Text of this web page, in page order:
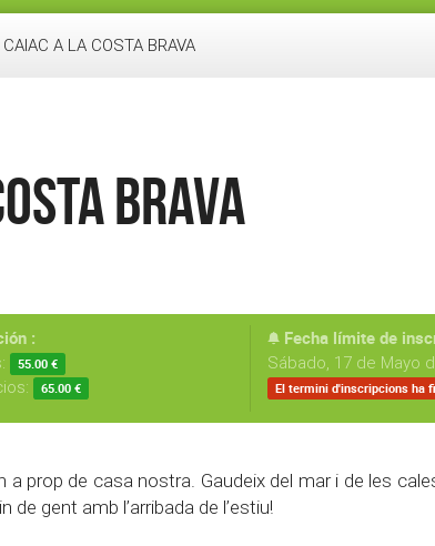
A LA COSTA BRAVA
BRAVA
:
55.00 €
65.00 €
Fecha límite de
Sábado, 17 de Mayo
El termini d'inscripcions ha
prop de casa nostra. Gaudeix del mar i de les
gent amb l’arribada de l’estiu!